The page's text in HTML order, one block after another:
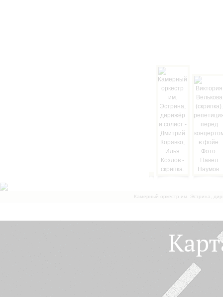
Камерный оркестр им. Эстрина,